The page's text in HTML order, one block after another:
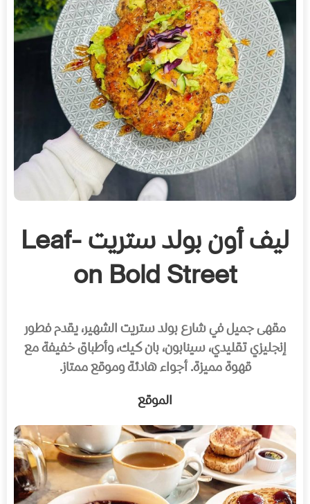
ليف أون بولد ستريت -Leaf
on Bold Street
مقهى جميل في شارع بولد ستريت الشهير، يقدم فطور
إنجليزي تقليدي، سينابون، بان كيك، وأطباق خفيفة مع
قهوة مميزة. أجواء هادئة وموقع ممتاز.
الموقع